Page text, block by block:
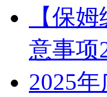
【保
意事项
2025